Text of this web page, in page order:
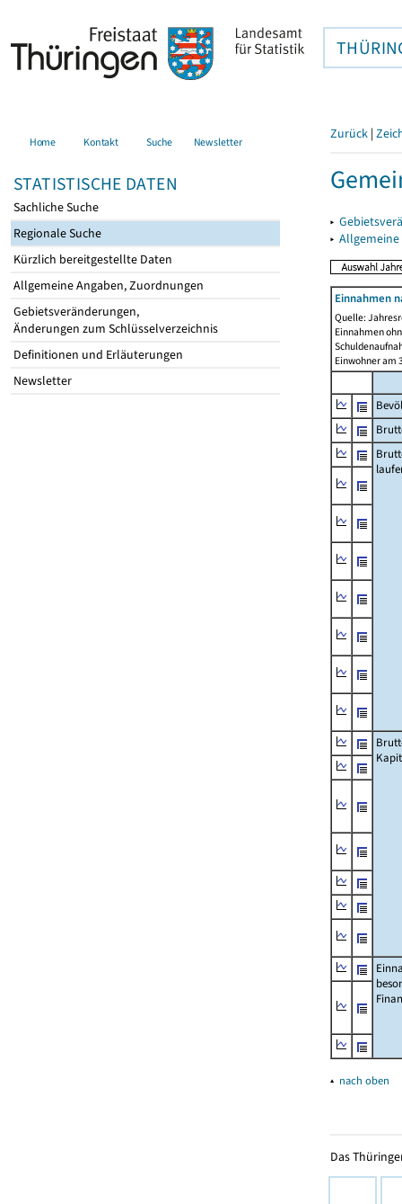
Home Kontakt Suche Newsletter
STATISTISCHE DATEN
Sachliche Suche
Regionale Suche
Kürzlich bereitgestellte Daten
Allgemeine Angaben, Zuordnungen
Gebietsveränderungen,
Änderungen zum Schlüsselverzeichnis
Definitionen und Erläuterungen
Newsletter
Zurück |
▸
▸
Einnahmen
Quelle:
Einnahmen
Einwohner am
▴ nach oben
Das